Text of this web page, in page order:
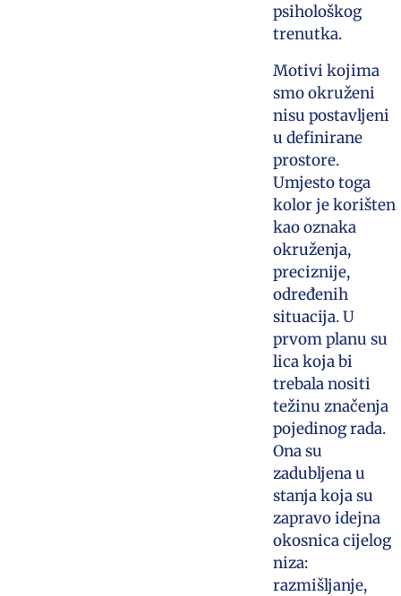
psihološkog
trenutka.
Motivi kojima
smo okruženi
nisu postavljeni
u definirane
prostore.
Umjesto toga
kolor je korišten
kao oznaka
okruženja,
preciznije,
određenih
situacija. U
prvom planu su
lica koja bi
trebala nositi
težinu značenja
pojedinog rada.
Ona su
zadubljena u
stanja koja su
zapravo idejna
okosnica cijelog
niza:
razmišljanje,